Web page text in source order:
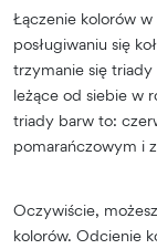
Łączenie kolorów
posługiwaniu się
trzymanie się
leżące od siebie w
triady barw to:
pomarańczowym i
Oczywiście,
kolorów. Odcienie